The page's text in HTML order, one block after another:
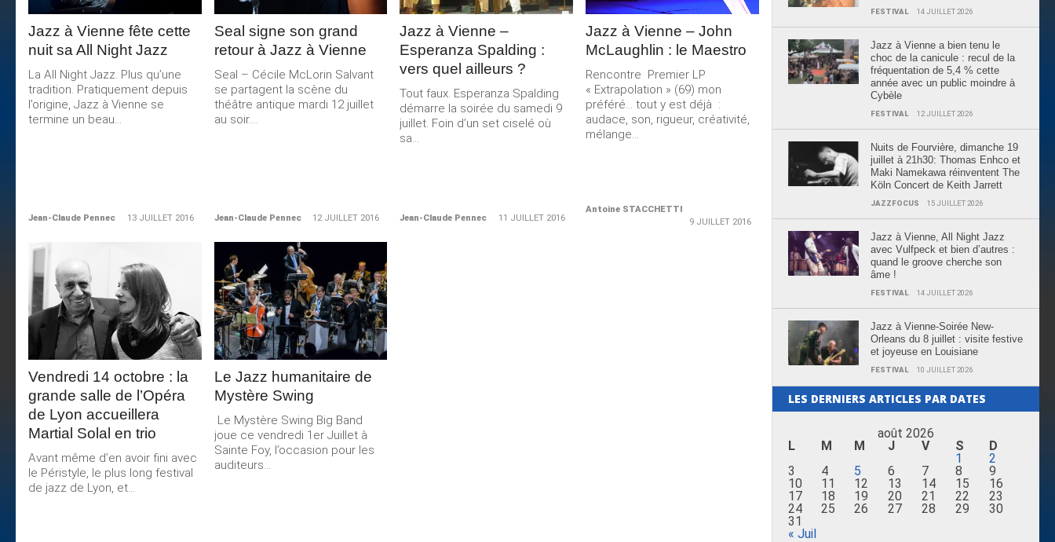
Jazz à Vienne fête cette
nuit sa All Night Jazz
La All Night Jazz. Plus qu’une
tradition. Pratiquement depuis
l’origine, Jazz à Vienne se
termine un beau...
Jean-Claude Pennec 13 JUILLET 2016
Seal signe son grand
retour à Jazz à Vienne
Seal – Cécile McLorin Salvant
se partagent la scène du
théâtre antique mardi 12 juillet
au soir....
Jean-Claude Pennec 12 JUILLET 2016
Jazz à Vienne –
Esperanza Spalding :
vers quel ailleurs ?
Tout faux. Esperanza Spalding
démarre la soirée du samedi 9
juillet. Foin d’un set ciselé où
sa...
Jean-Claude Pennec 11 JUILLET 2016
Jazz à Vienne – John
McLaughlin : le Maestro
Rencontre Premier LP
« Extrapolation » (69) mon
préféré… tout y est déjà :
audace, son, rigueur, créativité,
mélange...
Antoine STACCHETTI
9 JUILLET 2016
LIRE LA
SUITE
Vendredi 14 octobre : la
grande salle de l’Opéra
de Lyon accueillera
Martial Solal en trio
Avant même d’en avoir fini avec
le Péristyle, le plus long festival
de jazz de Lyon, et...
LIRE LA
SUITE
Le Jazz humanitaire de
Mystère Swing
Le Mystère Swing Big Band
joue ce vendredi 1er Juillet à
Sainte Foy, l’occasion pour les
auditeurs...
FESTIVAL 14 JUILLET 2026
Jazz à Vienne a bien tenu le
choc de la canicule : recul de la
fréquentation de 5,4 % cette
année avec un public moindre à
Cybèle
FESTIVAL 12 JUILLET 2026
Nuits de Fourvière, dimanche 19
juillet à 21h30: Thomas Enhco et
Maki Namekawa réinventent The
Köln Concert de Keith Jarrett
JAZZFOCUS 15 JUILLET 2026
Jazz à Vienne, All Night Jazz
avec Vulfpeck et bien d’autres :
quand le groove cherche son
âme !
FESTIVAL 14 JUILLET 2026
Jazz à Vienne-Soirée New-
Orleans du 8 juillet : visite festive
et joyeuse en Louisiane
FESTIVAL 10 JUILLET 2026
LES DERNIERS ARTICLES PAR DATES
août 2026
L
M M J V S
D
1
2
3
4 5 6 7 8
9
10
11 12 13 14 15
16
17
18 19 20 21 22
23
24
25 26 27 28 29
30
31
« Juil